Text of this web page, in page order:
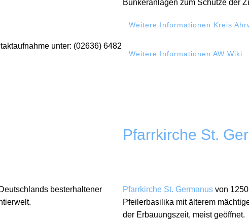
unter: (02636) 6482
Bunkeranlagen zum Schutze der
Weitere Informationen Kreis
Weitere Informationen AW Wiki
besterhaltener
Pfarrkirche St.
Pfarrkirche St. Germanus von
Pfeilerbasilika mit älterem
der Erbauungszeit, meist geöffnet.